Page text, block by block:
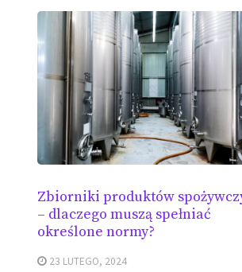
Zbiorniki produktów
– dlaczego muszą spełniać
określone normy?
23 LUTEGO, 2024